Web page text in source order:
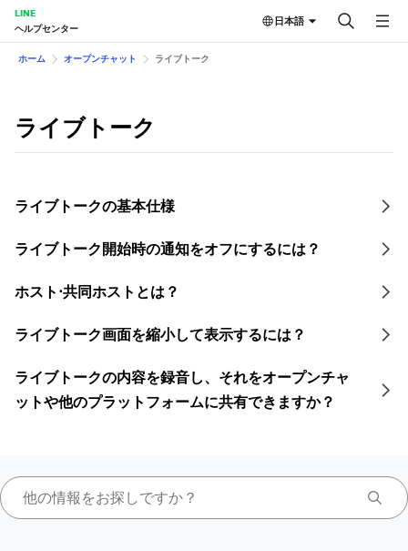
LINE
ヘルプセンター
日本語
ホーム オープンチャット ライブトーク
ライブトーク
ライブトークの基本仕様
ライブトーク開始時の通知をオフにするには？
ホスト⋅共同ホストとは？
ライブトーク画面を縮小して表示するには？
ライブトークの内容を録音し、それをオープンチャ
ットや他のプラットフォームに共有できますか？